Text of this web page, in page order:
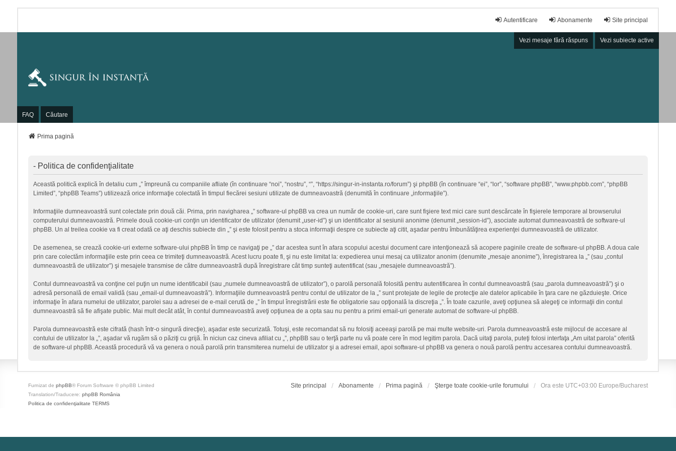
Site principal
Abonamente
Autentificare
Vezi mesaje fără răspuns Vezi subiecte active
FAQ Căutare
Prima pagină
- Politica de confidenţialitate
Această politică explică în detaliu cum „” împreună cu companiile afliate (în continuare “noi”, “nostru”, “”, “https://singur-in-instanta.ro/forum”) şi phpBB (în continuare “ei”, “lor”, “software phpBB”, “www.phpbb.com”, “phpBB
Limited”, “phpBB Teams”) utilizează orice informaţie colectată în timpul fiecărei sesiuni utilizate de dumneavoastră (denumită în continuare „informaţiile”).
Informaţiile dumneavoastră sunt colectate prin două căi. Prima, prin navigharea „” software-ul phpBB va crea un număr de cookie-uri, care sunt fişiere text mici care sunt descărcate în fişierele temporare al browserului
computerului dumneavoastră. Primele două cookie-uri conţin un identificator de utilizator (denumit „user-id”) şi un identificator al sesiunii anonime (denumit „session-id”), asociate automat dumneavoastră de software-ul
phpBB. Un al treilea cookie va fi creat odată ce aţi deschis subiecte din „” şi este folosit pentru a stoca informaţii despre ce subiecte aţi citit, aşadar pentru îmbunătăţirea experienţei dumneavoastră de utilizator.
De asemenea, se crează cookie-uri externe software-ului phpBB în timp ce navigaţi pe „” dar acestea sunt în afara scopului acestui document care intenţionează să acopere paginile create de software-ul phpBB. A doua cale
prin care colectăm informaţiile este prin ceea ce trimiteţi dumneavoastră. Acest lucru poate fi, şi nu este limitat la: expedierea unui mesaj ca utilizator anonim (denumite „mesaje anonime”), înregistrarea la „” (sau „contul
dumneavoastră de utilizator”) şi mesajele transmise de către dumneavoastră după înregistrare cât timp sunteţi autentificat (sau „mesajele dumneavoastră”).
Contul dumneavoastră va conţine cel puţin un nume identificabil (sau „numele dumneavoastră de utilizator”), o parolă personală folosită pentru autentificarea în contul dumneavoastră (sau „parola dumneavoastră”) şi o
adresă personală de email validă (sau „email-ul dumneavoastră”). Informaţiile dumneavoastră pentru contul de utilizator de la „” sunt protejate de legile de protecţie ale datelor aplicabile în ţara care ne găzduieşte. Orice
informaţie în afara numelui de utilizator, parolei sau a adresei de e-mail cerută de „” în timpul înregistrării este fie obligatorie sau opţională la discreţia „”. În toate cazurile, aveţi opţiunea să alegeţi ce informaţii din contul
dumneavoastră să fie afişate public. Mai mult decât atât, în contul dumneavoastră aveţi opţiunea de a opta sau nu pentru a primi email-uri generate automat de software-ul phpBB.
Parola dumneavoastră este cifrată (hash într-o singură direcţie), aşadar este securizată. Totuşi, este recomandat să nu folosiţi aceeaşi parolă pe mai multe website-uri. Parola dumneavoastră este mijlocul de accesare al
contului de utilizator la „”, aşadar vă rugăm să o păziţi cu grijă. În niciun caz cineva afiliat cu „”, phpBB sau o terţă parte nu vă poate cere în mod legitim parola. Dacă uitaţi parola, puteţi folosi interfaţa „Am uitat parola” oferită
de software-ul phpBB. Această procedură vă va genera o nouă parolă prin transmiterea numelui de utilizator şi a adresei email, apoi software-ul phpBB va genera o nouă parolă pentru accesarea contului dumneavoastră.
Site principal Abonamente Prima pagină Şterge toate cookie-urile forumului Ora este UTC+03:00 Europe/Bucharest
Furnizat de phpBB® Forum Software © phpBB Limited
Translation/Traducere: phpBB România
Politica de confidenţialitate TERMS